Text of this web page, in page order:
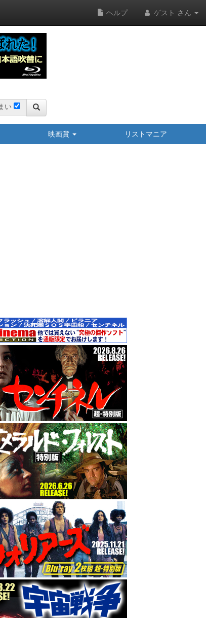
ヘルプ ゲスト さん
い
映画賞 リストマニア